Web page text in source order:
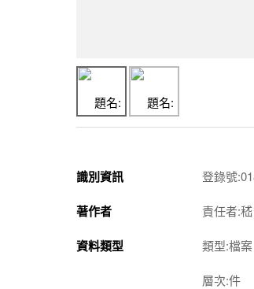
識別資訊 登錄號
著作者 責任者:
資料類型 類型:檔案
層次:件